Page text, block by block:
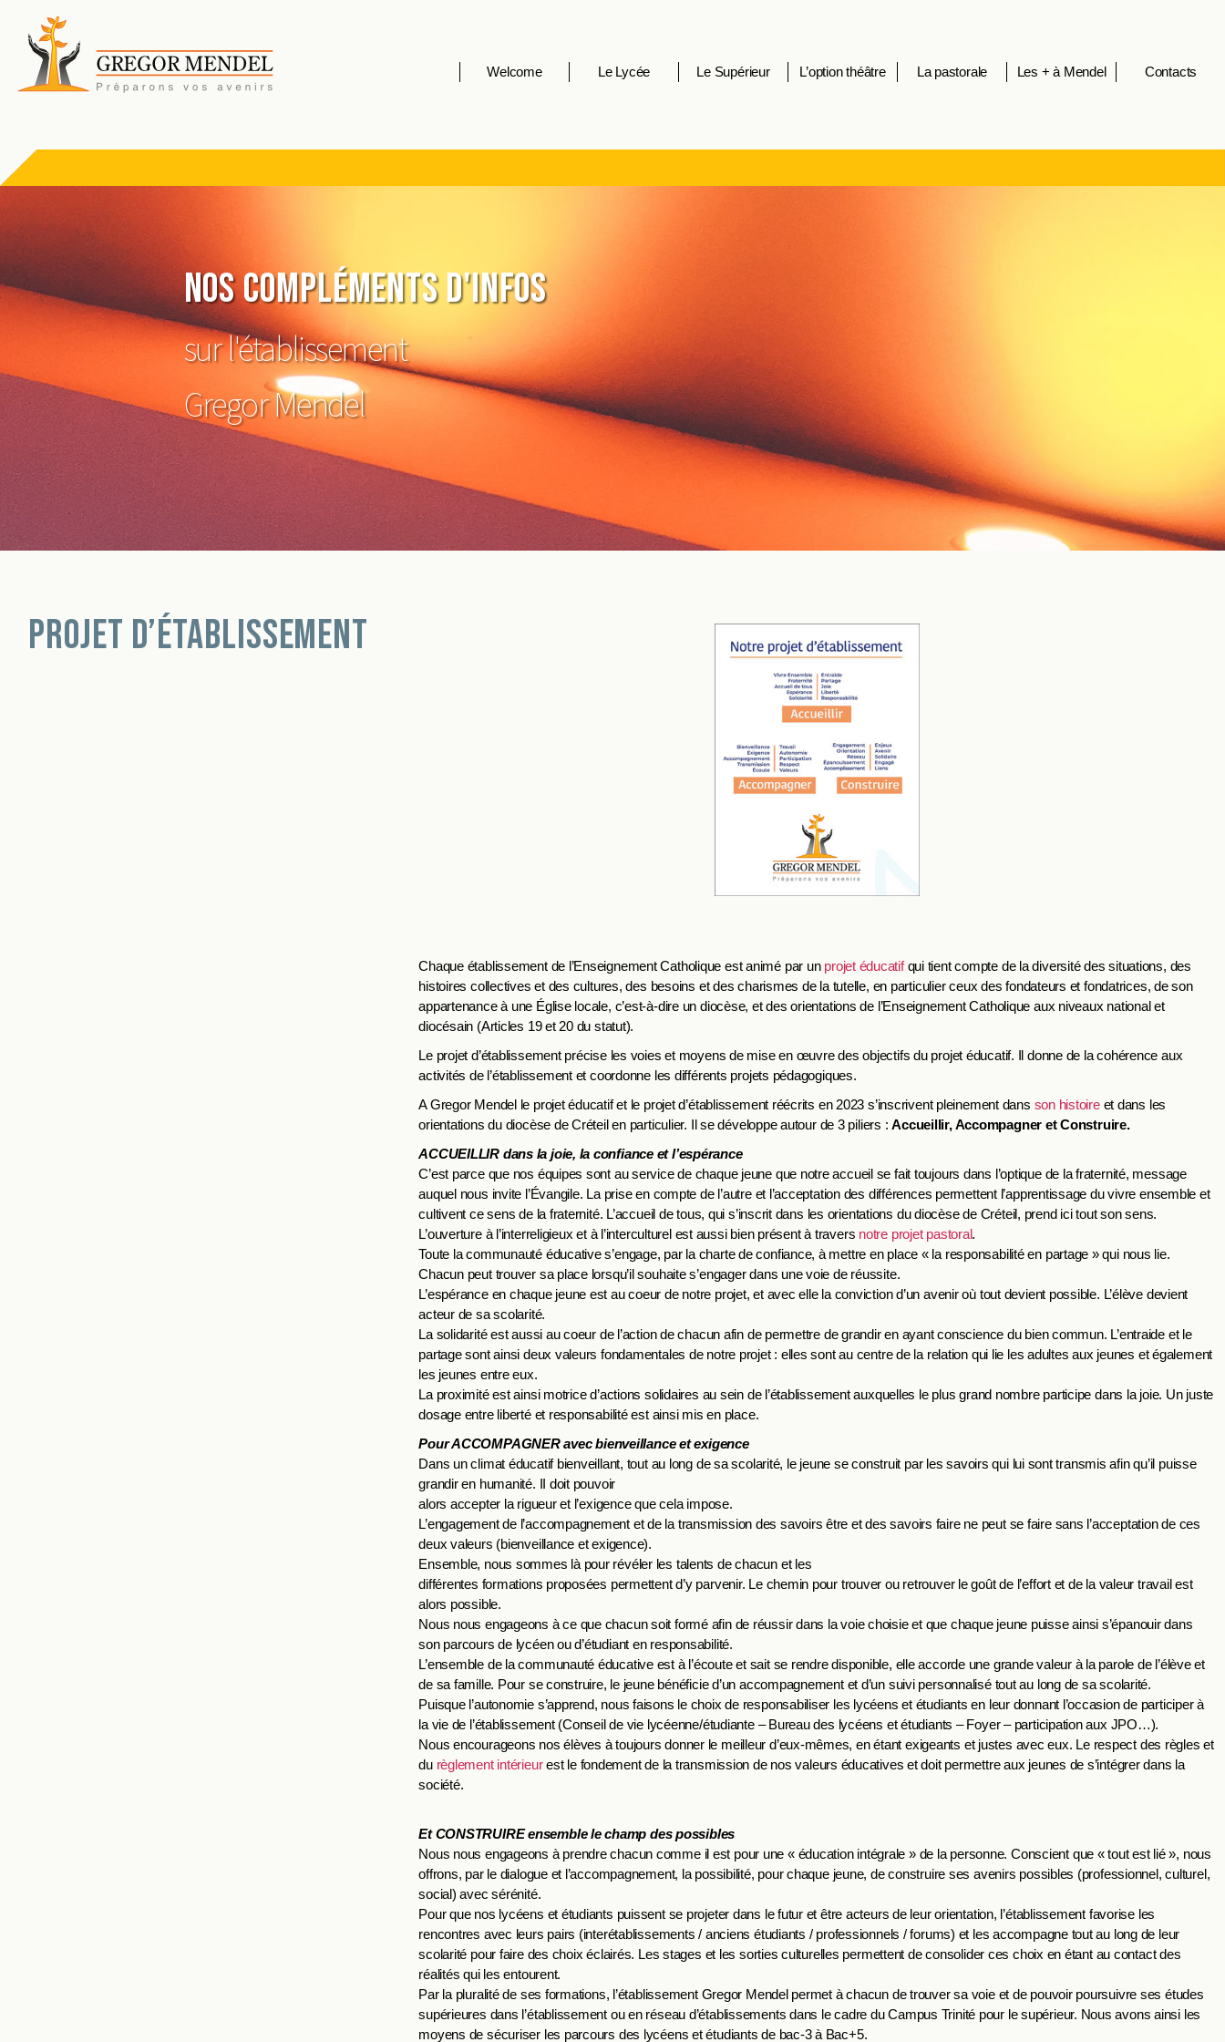
Welcome Le Lycée Le Supérieur L’option théâtre La pastorale Les + à Mendel Contacts
Nos compléments d'infos
sur l'établissement
Gregor Mendel
Projet d’établissement
Chaque établissement de l’Enseignement Catholique est animé par un projet éducatifqui tient compte de la diversité des situations, des
histoires collectives et des cultures, des besoins et des charismes de la tutelle, en particulier ceux des fondateurs et fondatrices, de son
appartenance à une Église locale, c’est-à-dire un diocèse, et des orientations de l’Enseignement Catholique aux niveaux national et
diocésain (Articles 19 et 20 du statut).
Le projet d’établissement précise les voies et moyens de mise en œuvre des objectifs du projet éducatif. Il donne de la cohérence aux
activités de l’établissement et coordonne les différents projets pédagogiques.
A Gregor Mendel le projet éducatif et le projet d’établissement réécrits en 2023 s’inscrivent pleinement dans son histoireet dans les
orientations du diocèse de Créteil en particulier. Il se développe autour de 3 piliers :Accueillir, Accompagner et Construire.
ACCUEILLIR dans la joie, la confiance et l’espérance
C’est parce que nos équipes sont au service de chaque jeune que notre accueil se fait toujours dans l’optique de la fraternité, message
auquel nous invite l’Évangile. La prise en compte de l’autre et l’acceptation des différences permettent l’apprentissage du vivre ensemble et
cultivent ce sens de la fraternité. L’accueil de tous, qui s’inscrit dans les orientations du diocèse de Créteil, prend ici tout son sens.
L’ouverture à l’interreligieux et à l’interculturel est aussi bien présent à travers notre projet pastoral.
Toute la communauté éducative s’engage, par la charte de confiance, à mettre en place « la responsabilité en partage » qui nous lie.
Chacun peut trouver sa place lorsqu’il souhaite s’engager dans une voie de réussite.
L’espérance en chaque jeune est au coeur de notre projet, et avec elle la conviction d’un avenir où tout devient possible. L’élève devient
acteur de sa scolarité.
La solidarité est aussi au coeur de l’action de chacun afin de permettre de grandir en ayant conscience du bien commun. L’entraide et le
partage sont ainsi deux valeurs fondamentales de notre projet : elles sont au centre de la relation qui lie les adultes aux jeunes et également
les jeunes entre eux.
La proximité est ainsi motrice d’actions solidaires au sein de l’établissement auxquelles le plus grand nombre participe dans la joie. Un juste
dosage entre liberté et responsabilité est ainsi mis en place.
Pour ACCOMPAGNER avec bienveillance et exigence
Dans un climat éducatif bienveillant, tout au long de sa scolarité, le jeune se construit par les savoirs qui lui sont transmis afin qu’il puisse
grandir en humanité. II doit pouvoir
alors accepter la rigueur et l’exigence que cela impose.
L’engagement de l’accompagnement et de la transmission des savoirs être et des savoirs faire ne peut se faire sans l’acceptation de ces
deux valeurs (bienveillance et exigence).
Ensemble, nous sommes là pour révéler les talents de chacun et les
différentes formations proposées permettent d’y parvenir. Le chemin pour trouver ou retrouver le goût de l’effort et de la valeur travail est
alors possible.
Nous nous engageons à ce que chacun soit formé afin de réussir dans la voie choisie et que chaque jeune puisse ainsi s’épanouir dans
son parcours de lycéen ou d’étudiant en responsabilité.
L’ensemble de la communauté éducative est à l’écoute et sait se rendre disponible, elle accorde une grande valeur à la parole de l’élève et
de sa famille. Pour se construire, le jeune bénéficie d’un accompagnement et d’un suivi personnalisé tout au long de sa scolarité.
Puisque l’autonomie s’apprend, nous faisons le choix de responsabiliser les lycéens et étudiants en leur donnant l’occasion de participer à
la vie de l’établissement (Conseil de vie lycéenne/étudiante – Bureau des lycéens et étudiants – Foyer – participation aux JPO…).
Nous encourageons nos élèves à toujours donner le meilleur d’eux-mêmes, en étant exigeants et justes avec eux. Le respect des règles et
du règlement intérieurest le fondement de la transmission de nos valeurs éducatives et doit permettre aux jeunes de s’intégrer dans la
société.
Et CONSTRUIRE ensemble le champ des possibles
Nous nous engageons à prendre chacun comme il est pour une « éducation intégrale » de la personne. Conscient que « tout est lié », nous
offrons, par le dialogue et l’accompagnement, la possibilité, pour chaque jeune, de construire ses avenirs possibles (professionnel, culturel,
social) avec sérénité.
Pour que nos lycéens et étudiants puissent se projeter dans le futur et être acteurs de leur orientation, l’établissement favorise les
rencontres avec leurs pairs (interétablissements / anciens étudiants / professionnels / forums) et les accompagne tout au long de leur
scolarité pour faire des choix éclairés. Les stages et les sorties culturelles permettent de consolider ces choix en étant au contact des
réalités qui les entourent.
Par la pluralité de ses formations, l’établissement Gregor Mendel permet à chacun de trouver sa voie et de pouvoir poursuivre ses études
supérieures dans l’établissement ou en réseau d’établissements dans le cadre du Campus Trinité pour le supérieur. Nous avons ainsi les
moyens de sécuriser les parcours des lycéens et étudiants de bac-3 à Bac+5.